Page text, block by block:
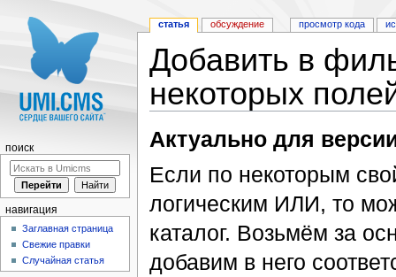
Добавить в
некоторых
Актуально для
Если по некоторым
логическим ИЛИ, то
каталог. Возьмём за
добавим в него
статья обсуждение просмотр кода
поиск
навигация
Заглавная страница
Свежие правки
Случайная статья